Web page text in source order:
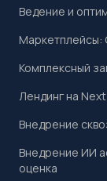
Ведение и
Маркетплейсы:
Комплексный
Лендинг на
Внедрение
Внедрение ИИ
оценка